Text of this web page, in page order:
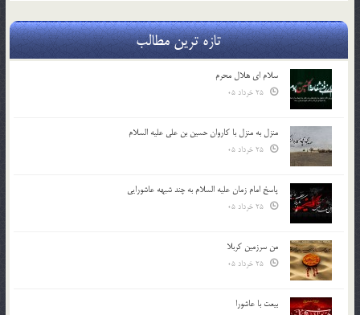
تازه ترین مطالب
سلام ای هلال محرم
منزل به منزل با کاروان حسین بن علی علیه السلام
پاسخ امام زمان علیه السلام به چند شبهه عاشورایی
من سرزمین کربلا
بیعت با عاشورا